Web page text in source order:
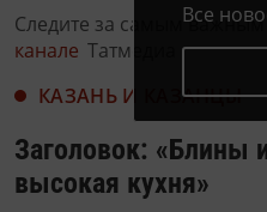
Следите за самым
канале Татмедиа
КАЗАНЬ И КАЗАНЦЫ
Заголовок: «Блины
высокая кухня»
Все